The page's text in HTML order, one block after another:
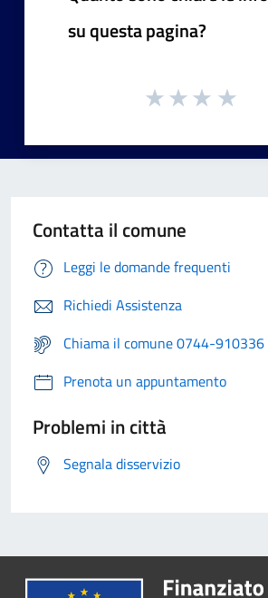
su questa pagina?
Contatta il comune
Leggi le domande frequenti
Richiedi Assistenza
Chiama il comune 0744-910336
Prenota un appuntamento
Problemi in città
Segnala disservizio